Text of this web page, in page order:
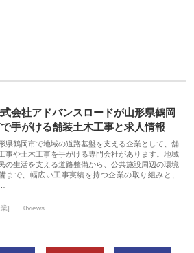
会社アドバンスロードが山形県鶴岡
手がける舗装土木工事と求人情報
県鶴岡市で地域の道路基盤を支える企業として、舗
事や土木工事を手がける専門会社があります。地域
の生活を支える道路整備から、公共施設周辺の環境
まで、幅広い工事実績を持つ企業の取り組みと、
] 0views